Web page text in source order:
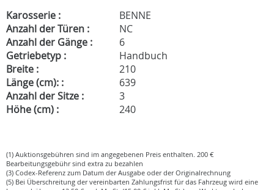
Karosserie :
BENNE
Anzahl der Türen :
NC
Anzahl der Gänge :
6
Getriebetyp :
Handbuch
Breite :
210
Länge (cm): :
639
Anzahl der Sitze :
3
Höhe (cm) :
240
(1) Auktionsgebühren sind im angegebenen Preis enthalten. 200 €
Bearbeitungsgebühr sind extra zu bezahlen
(3) Codex-Referenz zum Datum der Ausgabe oder der Originalrechnung
(5) Bei Überschreitung der vereinbarten Zahlungsfrist für das Fahrzeug wird eine